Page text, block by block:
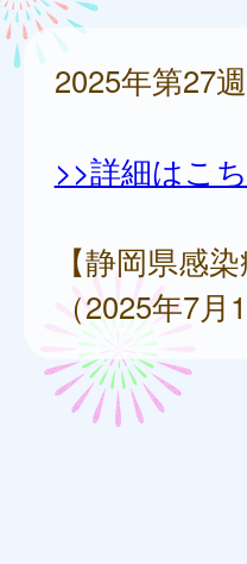
2025年第27
>>詳細はこ
【静岡県感
（2025年7月